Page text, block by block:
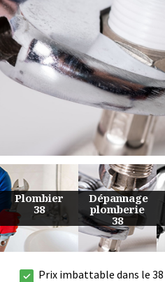
Urgence
fuite
plomberie
38
Entreprise
de
plomberie
38
Prix imbattable dans le 38